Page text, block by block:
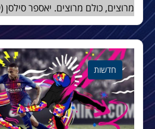
מרוצים, כולם מרוצים. יאספר סילסן (29) –…
חדשות